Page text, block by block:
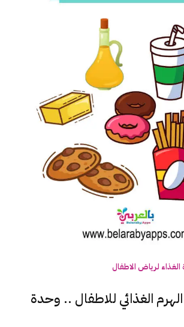
الغذاء لرياض الاطفال
الغذائي للاطفال .. وحدة